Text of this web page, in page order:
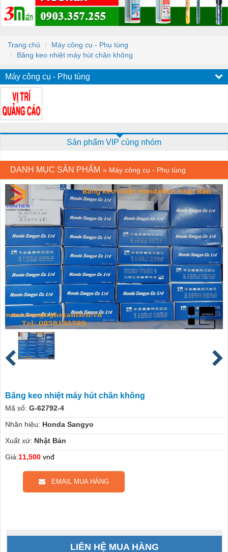
Trang chủ
Máy công cụ - Phụ tùng
Băng keo nhiệt máy hút chân không
Máy công cụ - Phụ tùng
Sản phẩm VIP cùng nhóm
DANH MỤC SẢN PHẨM » Máy công cụ - Phụ tùng
Băng keo nhiệt máy hút chân không
Mã số: G-62792-4
Nhãn hiệu: Honda Sangyo
Xuất xứ: Nhật Bản
Giá:11,500 vnđ
EMAIL MUA HÀNG
LIÊN HỆ MUA HÀNG